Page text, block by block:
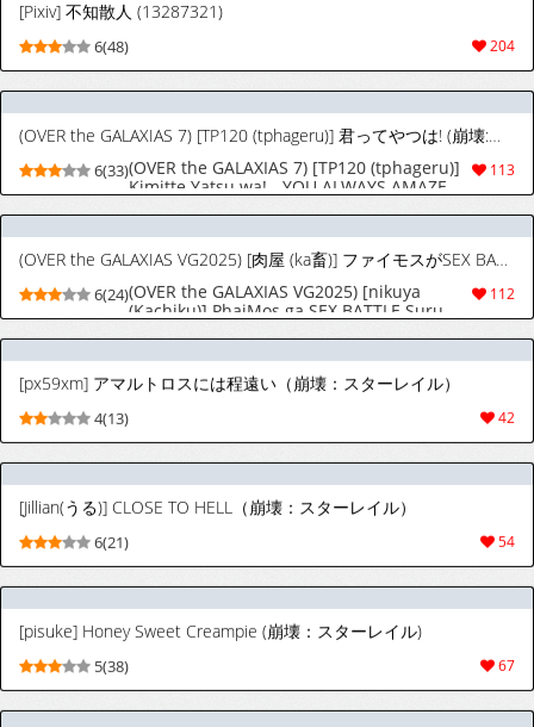
6(48)
113
6(33)(OVER the GALAXIAS 7) [TP120 (tphageru)]
Kimitte Yatsu wa! - YOU ALWAYS AMAZE
ME. (Honkai: Star Rail)
(OVER the GALAXIAS VG2025) [肉屋 (ka畜)] ファイモスがSEX BATTLEする本 (崩壊:スターレイル)
112
6(24) (OVER the GALAXIAS VG2025) [nikuya
(Kachiku)] PhaiMos ga SEX BATTLE Suru
Hon (Honkai: Star Rail)
[px59xm] アマルトロスには程遠い（崩壊：スターレイル）
4(13)
54
6(21)
[pisuke] Honey Sweet Creampie (崩壊：スターレイル)
67
5(38)
[あうあぐ豚] ふたなり白雪姫×ジャック逆アナル (神獄塔メアリスケルター) [日本語、英語]